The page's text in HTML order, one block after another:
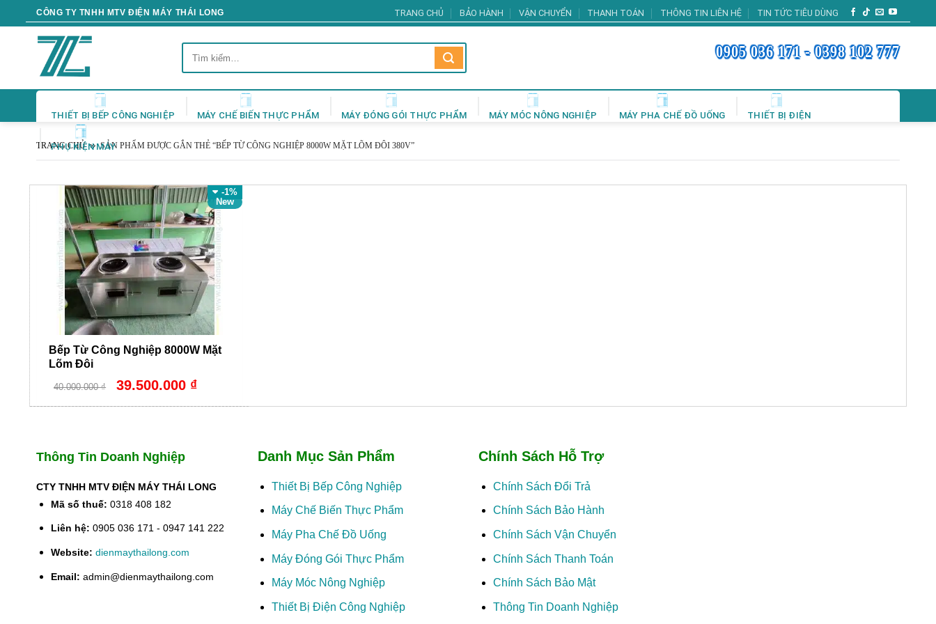
to
CÔNG TY TNHH MTV ĐIỆN MÁY THÁI LONG TRANG CHỦ BẢO HÀNH VẬN CHUYỂN THANH TOÁN THÔNG TIN LIÊN HỆ TIN TỨC TIÊU DÙNG
0905 036 171 - 0398 102 777
THIẾT BỊ BẾP CÔNG NGHIỆP MÁY CHẾ BIẾN THỰC PHẨM MÁY ĐÓNG GÓI THỰC PHẨM MÁY MÓC NÔNG NGHIỆP MÁY PHA CHẾ ĐỒ UỐNG THIẾT BỊ ĐIỆN
PHỤ KIỆN MÁY
TRANG CHỦ SẢN PHẨM ĐƯỢC GẮN THẺ “BẾP TỪ CÔNG NGHIỆP 8000W MẶT LÕM ĐÔI 380V”
-1%
New
Bếp Từ Công Nghiệp 8000W Mặt
Lõm Đôi
40.000.000₫
Giá
gốc
39.500.000 ₫Giá
hiện
Thông Tin Doanh Nghiệp
CTY TNHH MTV ĐIỆN MÁY THÁI LONG
Mã số thuế: 0318 408 182
Liên hệ: 0905 036 171 - 0947 141 222
Website: dienmaythailong.com
Email: admin@dienmaythailong.com
Danh Mục Sản Phẩm
Thiết Bị Bếp Công Nghiệp
Máy Chế Biến Thực Phẩm
Máy Pha Chế Đồ Uống
Máy Đóng Gói Thực Phẩm
Máy Móc Nông Nghiệp
Thiết Bị Điện Công Nghiệp
Chính Sách Hỗ Trợ
Chính Sách Đổi Trả
Chính Sách Bảo Hành
Chính Sách Vận Chuyển
Chính Sách Thanh Toán
Chính Sách Bảo Mật
Thông Tin Doanh Nghiệp